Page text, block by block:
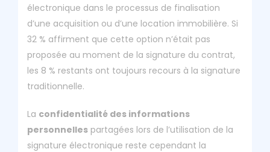
électronique dans le processus de finalisation
d’une acquisition ou d’une location immobilière. Si
32 % affirment que cette option n’était pas
proposée au moment de la signature du contrat,
les 8 % restants ont toujours recours à la signature
traditionnelle.
La confidentialité des informations
personnelles partagées lors de l’utilisation de la
signature électronique reste cependant la